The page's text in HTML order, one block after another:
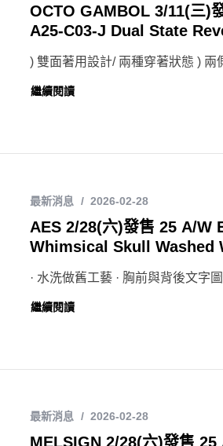
OCTO GAMBOL 3/11(三)
A25-C03-J Dual State
) 雙面著用設計/ 兩種穿著狀態 )
繼續閱讀
最新消息 2026-02-28
AES 2/28(六)發售 25 A/W
Whimsical Skull Washed
· 水洗做舊工藝 · 胸前與背後文字
繼續閱讀
最新消息 2026-02-28
MELSIGN 2/28(六)發售